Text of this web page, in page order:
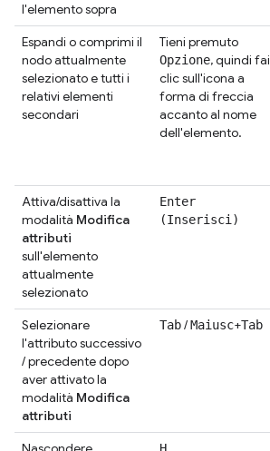
l'elemento sopra
Espandi o comprimi il
nodo attualmente
selezionato e tutti i
relativi elementi
secondari
Tieni premuto
Opzione, quindi fai
clic sull'icona a
forma di freccia
accanto al nome
dell'elemento.
Attiva/disattiva la
modalità Modifica
attributi
sull'elemento
attualmente
selezionato
Enter
(Inserisci)
Selezionare
l'attributo successivo
/ precedente dopo
aver attivato la
modalità Modifica
attributi
Tab/Maiusc+Tab